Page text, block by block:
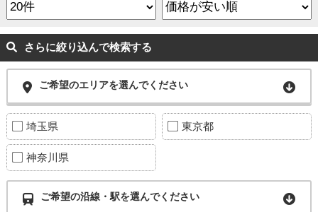
さらに絞り込んで検索する
ご希望のエリアを選んでください
埼玉県 東京都
神奈川県
ご希望の沿線・駅を選んでください